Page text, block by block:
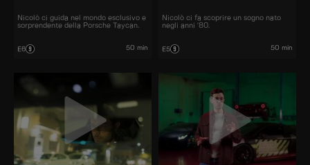
Nicolò ci guida nel mondo esclusivo e
sorprendente della Porsche Taycan.
E6 50 min
Nicolò ci fa scoprire un sogno nato
negli anni ‘80.
E5 50 min